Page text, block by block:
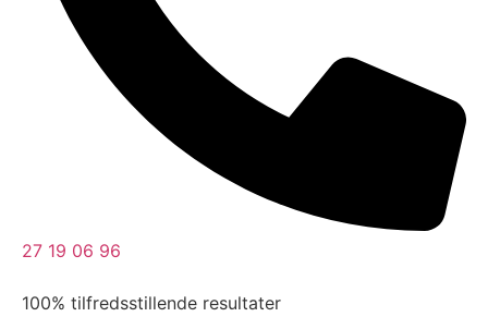
27 19 06 96
100% tilfredsstillende resultater